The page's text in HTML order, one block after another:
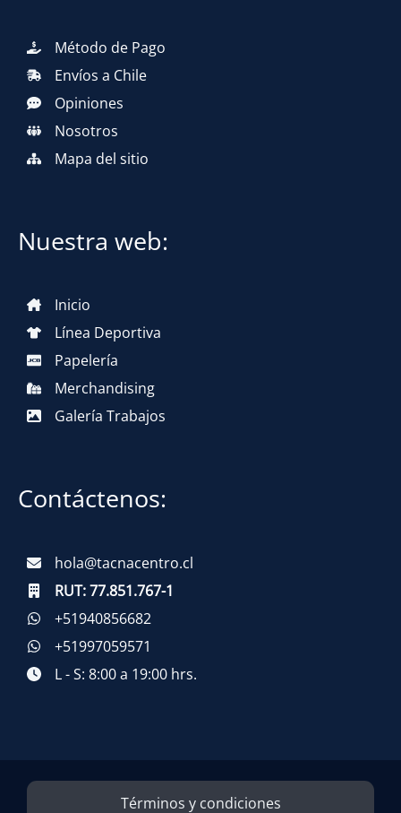
Método de Pago
Envíos a Chile
Opiniones
Nosotros
Mapa del sitio
Nuestra web:
Inicio
Línea Deportiva
Papelería
Merchandising
Galería Trabajos
Contáctenos:
hola@tacnacentro.cl
RUT:77.851.767-1
+51940856682
+51997059571
L - S: 8:00 a 19:00 hrs.
Términos y condiciones